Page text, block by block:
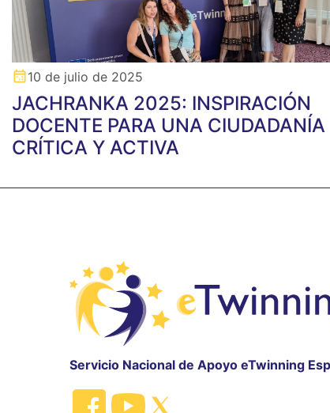
10 de julio de 2025
JACHRANKA 2025: INSPIRACIÓN
DOCENTE PARA UNA CIUDADANÍA
CRÍTICA Y ACTIVA
Servicio Nacional de Apoyo eTwinning